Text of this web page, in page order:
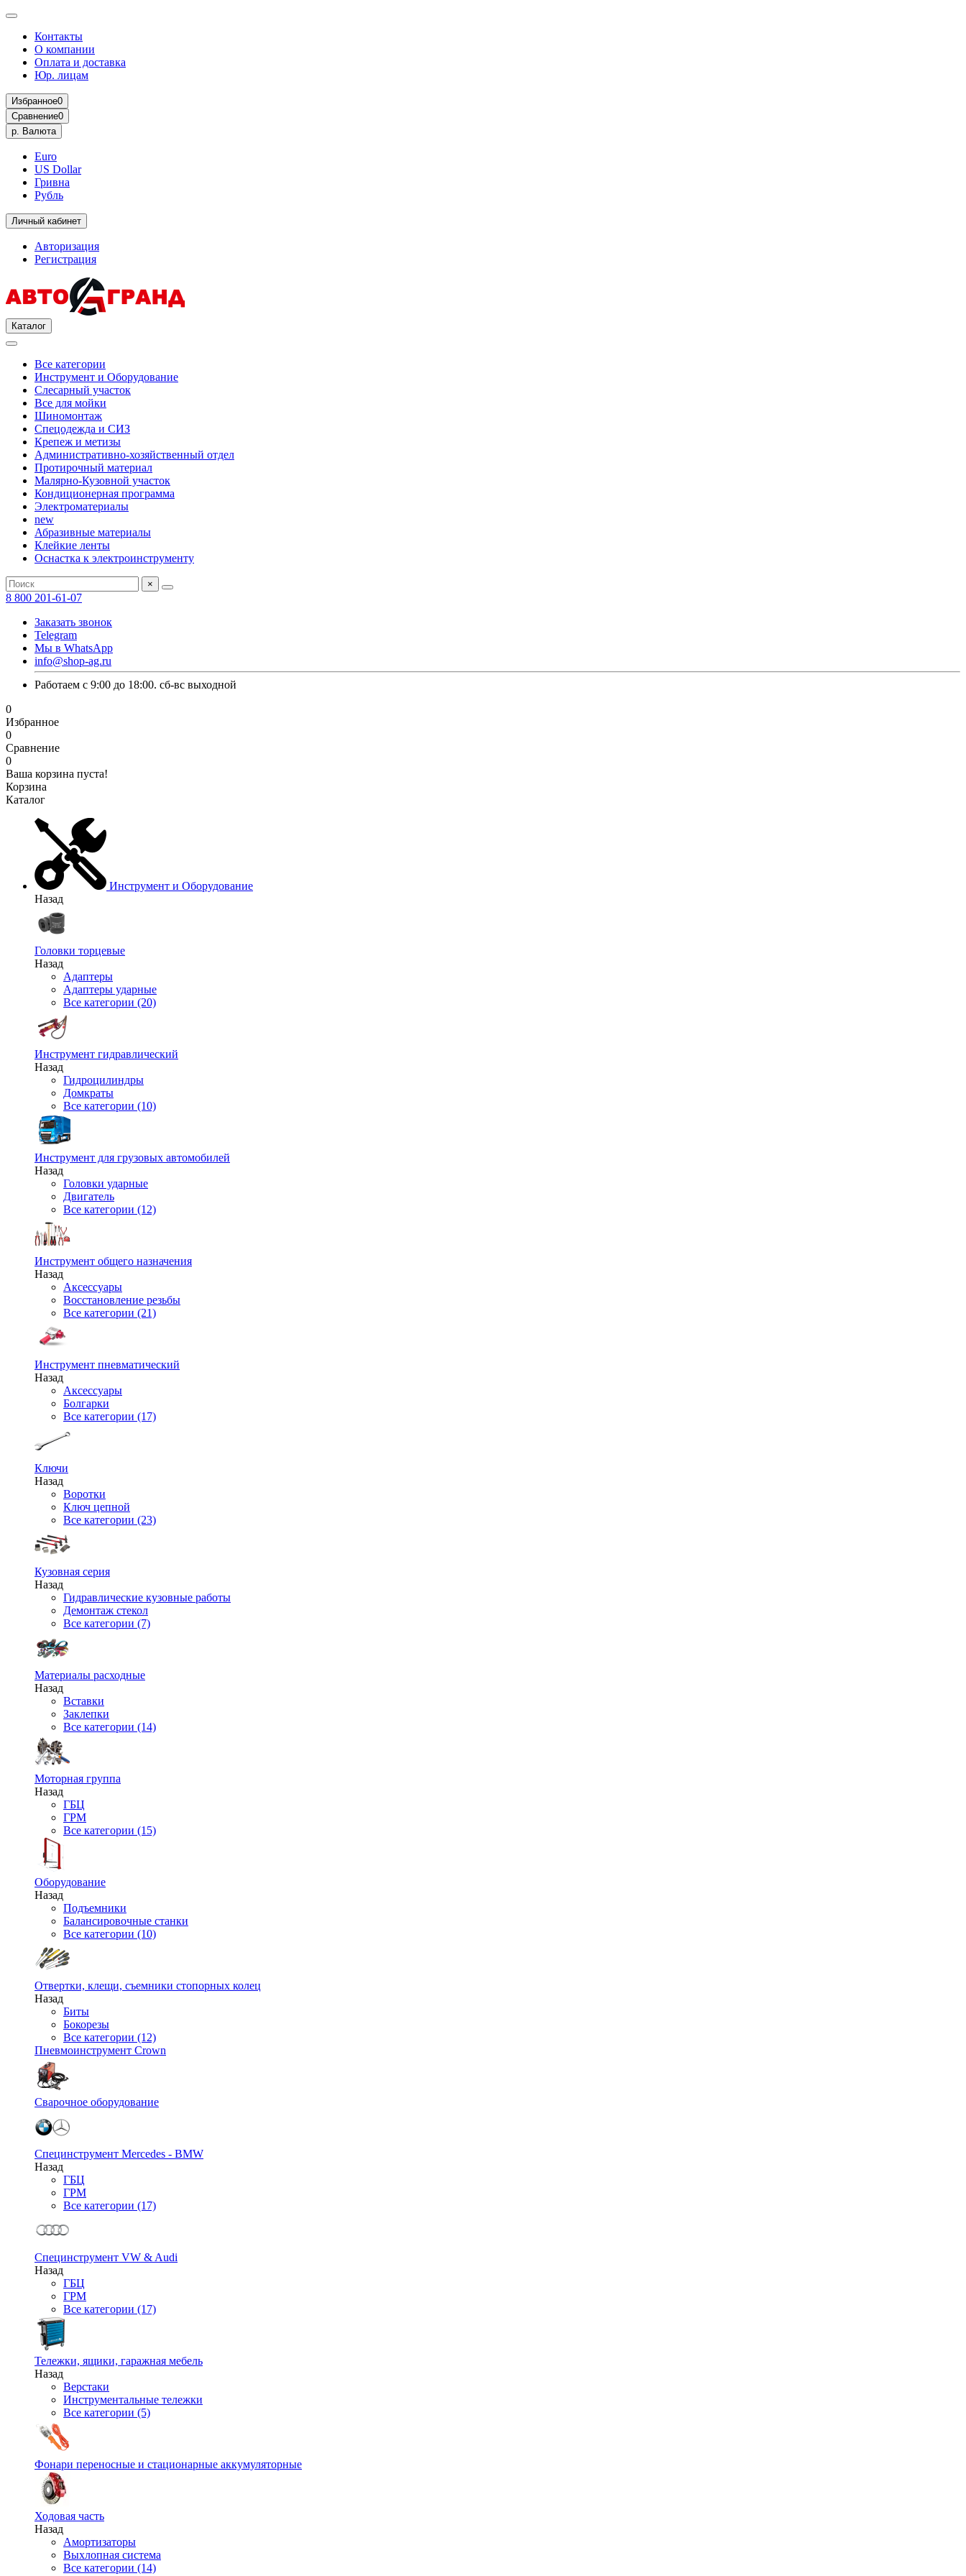
Контакты
О компании
Оплата и доставка
Юр. лицам
Избранное0
Сравнение0
р. Валюта
Euro
US Dollar
Гривна
Рубль
Личный кабинет
Авторизация
Регистрация
Каталог
Все категории
Инструмент и Оборудование
Слесарный участок
Все для мойки
Шиномонтаж
Спецодежда и СИЗ
Крепеж и метизы
Административно-хозяйственный отдел
Протирочный материал
Малярно-Кузовной участок
Кондиционерная программа
Электроматериалы
new
Абразивные материалы
Клейкие ленты
Оснастка к электроинструменту
×
8 800 201-61-07
Заказать звонок
Telegram
Мы в WhatsApp
info@shop-ag.ru
Работаем с 9:00 до 18:00. сб-вс выходной
0
Избранное
0
Сравнение
0
Ваша корзина пуста!
Корзина
Каталог
Инструмент и Оборудование
Назад
Головки торцевые
Назад
Адаптеры
Адаптеры ударные
Все категории (20)
Инструмент гидравлический
Назад
Гидроцилиндры
Домкраты
Все категории (10)
Инструмент для грузовых автомобилей
Назад
Головки ударные
Двигатель
Все категории (12)
Инструмент общего назначения
Назад
Аксессуары
Восстановление резьбы
Все категории (21)
Инструмент пневматический
Назад
Аксессуары
Болгарки
Все категории (17)
Ключи
Назад
Воротки
Ключ цепной
Все категории (23)
Кузовная серия
Назад
Гидравлические кузовные работы
Демонтаж стекол
Все категории (7)
Материалы расходные
Назад
Вставки
Заклепки
Все категории (14)
Моторная группа
Назад
ГБЦ
ГРМ
Все категории (15)
Оборудование
Назад
Подъемники
Балансировочные станки
Все категории (10)
Отвертки, клещи, съемники стопорных колец
Назад
Биты
Бокорезы
Все категории (12)
Пневмоинструмент Crown
Сварочное оборудование
Специнструмент Mercedes - BMW
Назад
ГБЦ
ГРМ
Все категории (17)
Специнструмент VW & Audi
Назад
ГБЦ
ГРМ
Все категории (17)
Тележки, ящики, гаражная мебель
Назад
Верстаки
Инструментальные тележки
Все категории (5)
Фонари переносные и стационарные аккумуляторные
Ходовая часть
Назад
Амортизаторы
Выхлопная система
Все категории (14)